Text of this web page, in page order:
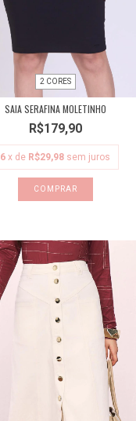
2 CORES
SAIA SERAFINA MOLETINHO
R$179,90
6 x de R$29,98 sem juros
COMPRAR